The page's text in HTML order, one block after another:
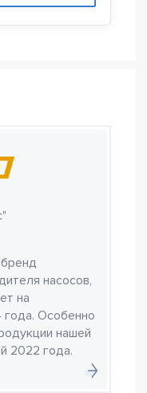
насосов,
на
года. Особенно
нашей
2022 года.